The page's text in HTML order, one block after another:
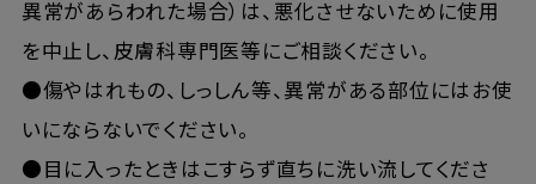
異常があらわれた場合）は、悪化させないために使用
を中止し、皮膚科専門医等にご相談ください。
●傷やはれもの、しっしん等、異常がある部位にはお使
いにならないでください。
●目に入ったときはこすらず直ちに洗い流してくださ